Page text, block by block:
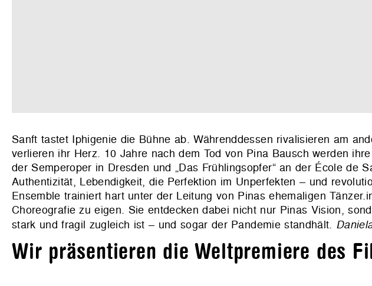
Sanft tastet Iphigenie die Bühne ab. Währenddessen rivalisieren am
verlieren ihr Herz. 10 Jahre nach dem Tod von Pina Bausch werden
der Semperoper in Dresden und „Das Frühlingsopfer“ an der École de
Authentizität, Lebendigkeit, die Perfektion im Unperfekten – und
Ensemble trainiert hart unter der Leitung von Pinas ehemaligen
Choreografie zu eigen. Sie entdecken dabei nicht nur Pinas Vision,
stark und fragil zugleich ist – und sogar der Pandemie standhält.
Wir präsentieren die Weltpremiere des